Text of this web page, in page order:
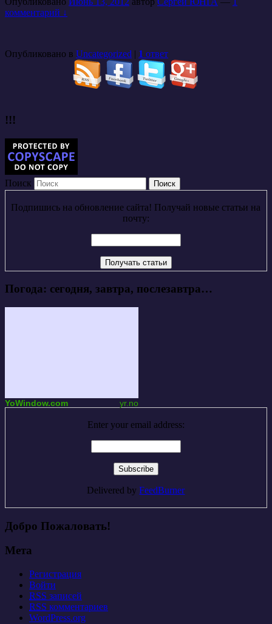
комментарий ↓
Опубликовано в Uncategorized | 1 ответ
!!!
Поиск
Подпишись на обновление сайта! Получай новые статьи на
почту:
Погода: сегодня, завтра, послезавтра…
YoWindow.com yr.no
Enter your email address:
Delivered byFeedBurner
Добро Пожаловать!
Мета
Регистрация
Войти
RSS записей
RSS комментариев
WordPress.org